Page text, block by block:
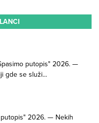
putopis" 2026. —
gde se služi...
putopis" 2026. — Nekih